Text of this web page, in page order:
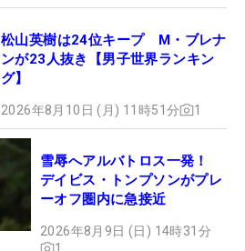
松山英樹は24位キープ M・ブレナ
ンが23人抜き【男子世界ランキン
グ】
2026年8月10日 (月) 11時51分 1
雪辱へアルバトロス一発！
デイビス・トンプソンがプレ
ーオフ圏内に急接近
2026年8月9日 (日) 14時31分
1